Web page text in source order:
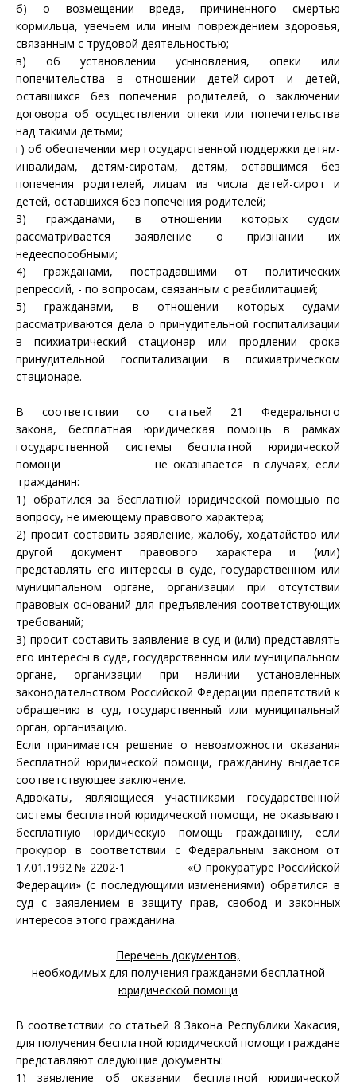
б) о возмещении вреда, причиненного смертью
кормильца, увечьем или иным повреждением здоровья,
связанным с трудовой деятельностью;
в) об установлении усыновления, опеки или
попечительства в отношении детей-сирот и детей,
оставшихся без попечения родителей, о заключении
договора об осуществлении опеки или попечительства
над такими детьми;
г) об обеспечении мер государственной поддержки детям-
инвалидам, детям-сиротам, детям, оставшимся без
попечения родителей, лицам из числа детей-сирот и
детей, оставшихся без попечения родителей;
3) гражданами, в отношении которых судом
рассматривается заявление о признании их
недееспособными;
4) гражданами, пострадавшими от политических
репрессий, - по вопросам, связанным с реабилитацией;
5) гражданами, в отношении которых судами
рассматриваются дела о принудительной госпитализации
в психиатрический стационар или продлении срока
принудительной госпитализации в психиатрическом
стационаре.
В соответствии со статьей 21 Федерального
закона, бесплатная юридическая помощь в рамках
государственной системы бесплатной юридической
помощи не оказывается в случаях, если
гражданин:
1) обратился за бесплатной юридической помощью по
вопросу, не имеющему правового характера;
2) просит составить заявление, жалобу, ходатайство или
другой документ правового характера и (или)
представлять его интересы в суде, государственном или
муниципальном органе, организации при отсутствии
правовых оснований для предъявления соответствующих
требований;
3) просит составить заявление в суд и (или) представлять
его интересы в суде, государственном или муниципальном
органе, организации при наличии установленных
законодательством Российской Федерации препятствий к
обращению в суд, государственный или муниципальный
орган, организацию.
Если принимается решение о невозможности оказания
бесплатной юридической помощи, гражданину выдается
соответствующее заключение.
Адвокаты, являющиеся участниками государственной
системы бесплатной юридической помощи, не оказывают
бесплатную юридическую помощь гражданину, если
прокурор в соответствии с Федеральным законом от
17.01.1992 № 2202-1 «О прокуратуре Российской
Федерации» (с последующими изменениями) обратился в
суд с заявлением в защиту прав, свобод и законных
интересов этого гражданина.
Перечень документов,
необходимых для получения гражданами бесплатной
юридической помощи
В соответствии со статьей 8 Закона Республики Хакасия,
для получения бесплатной юридической помощи граждане
представляют следующие документы:
1)заявление об оказании бесплатной юридической